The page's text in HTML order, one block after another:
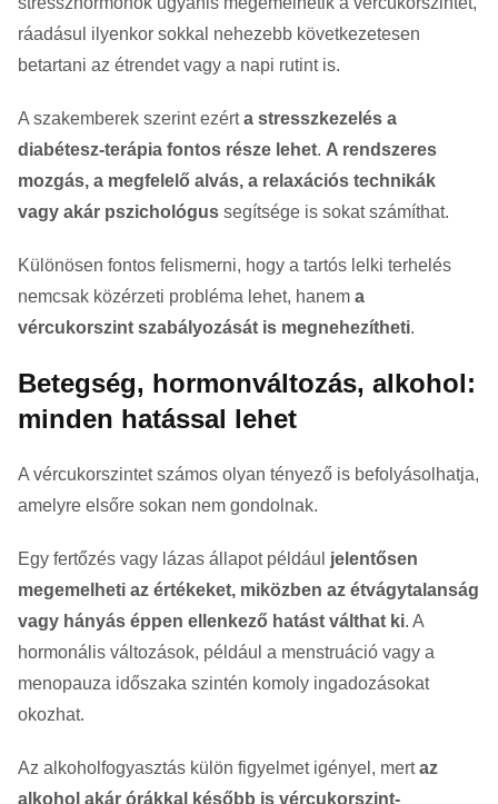
ráadásul ilyenkor sokkal nehezebb következetesen
betartani az étrendet vagy a napi rutint is.
A szakemberek szerint ezérta stresszkezelés a
diabétesz-terápia fontos része lehet. A rendszeres
mozgás, a megfelelő alvás, a relaxációs technikák
vagy akár pszichológus segítsége is sokat számíthat.
Különösen fontos felismerni, hogy a tartós lelki terhelés
nemcsak közérzeti probléma lehet, hanem a
vércukorszint szabályozását is megnehezítheti.
Betegség, hormonváltozás, alkohol:
minden hatással lehet
A vércukorszintet számos olyan tényező is befolyásolhatja,
amelyre elsőre sokan nem gondolnak.
Egy fertőzés vagy lázas állapot például jelentősen
megemelheti az értékeket, miközben az étvágytalanság
vagy hányás éppen ellenkező hatást válthat ki. A
hormonális változások, például a menstruáció vagy a
menopauza időszaka szintén komoly ingadozásokat
okozhat.
Az alkoholfogyasztás külön figyelmet igényel, mertaz
alkohol akár órákkal később is vércukorszint-